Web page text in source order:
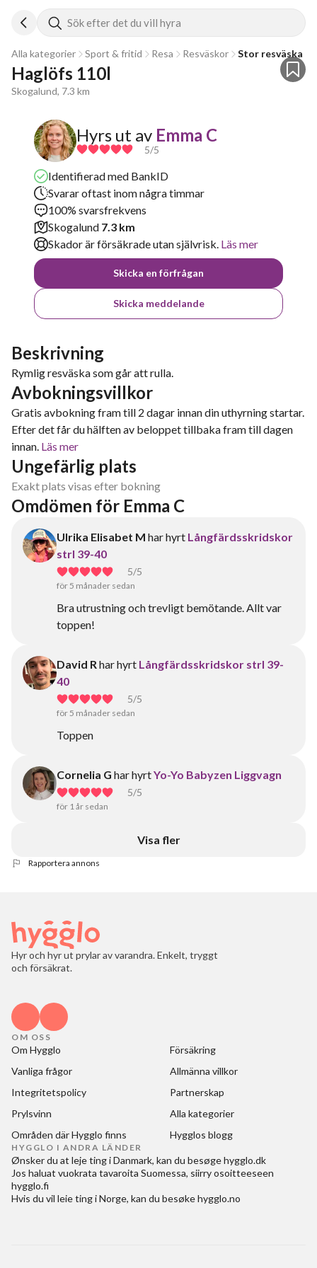
Sök efter det du vill hyra
Alla kategorier Sport & fritid Resa Resväskor Stor resväska
Haglöfs 110l
Skogalund, 7.3 km
Hyrs ut av Emma C
5/5
Identifierad med BankID
Svarar oftast inom några timmar
100% svarsfrekvens
Skogalund 7.3 km
Skador är försäkrade utan självrisk. Läs mer
Skicka en förfrågan
Skicka meddelande
Beskrivning
Rymlig resväska som går att rulla.
Avbokningsvillkor
Gratis avbokning fram till 2 dagar innan din uthyrning startar.
Efter det får du hälften av beloppet tillbaka fram till dagen
innan. Läs mer
Ungefärlig plats
Exakt plats visas efter bokning
Omdömen för Emma C
Ulrika Elisabet M har hyrt Långfärdsskridskor
strl 39-40
5/5
för 5 månader sedan
Bra utrustning och trevligt bemötande. Allt var
toppen!
David Rhar hyrt Långfärdsskridskor strl 39-
40
5/5
för 5 månader sedan
Toppen
Cornelia G har hyrtYo-Yo Babyzen Liggvagn
5/5
för 1 år sedan
Visa fler
Rapportera annons
Hyr och hyr ut prylar av varandra. Enkelt, tryggt
och försäkrat.
OM OSS
Om Hygglo
Försäkring
Vanliga frågor
Allmänna villkor
Integritetspolicy
Partnerskap
Prylsvinn
Alla kategorier
Områden där Hygglo finns
Hygglos blogg
HYGGLO I ANDRA LÄNDER
Ønsker du at leje ting i Danmark, kan du besøgehygglo.dk
Jos haluat vuokrata tavaroita Suomessa, siirry osoitteeseen
hygglo.fi
Hvis du vil leie ting i Norge, kan du besøkehygglo.no